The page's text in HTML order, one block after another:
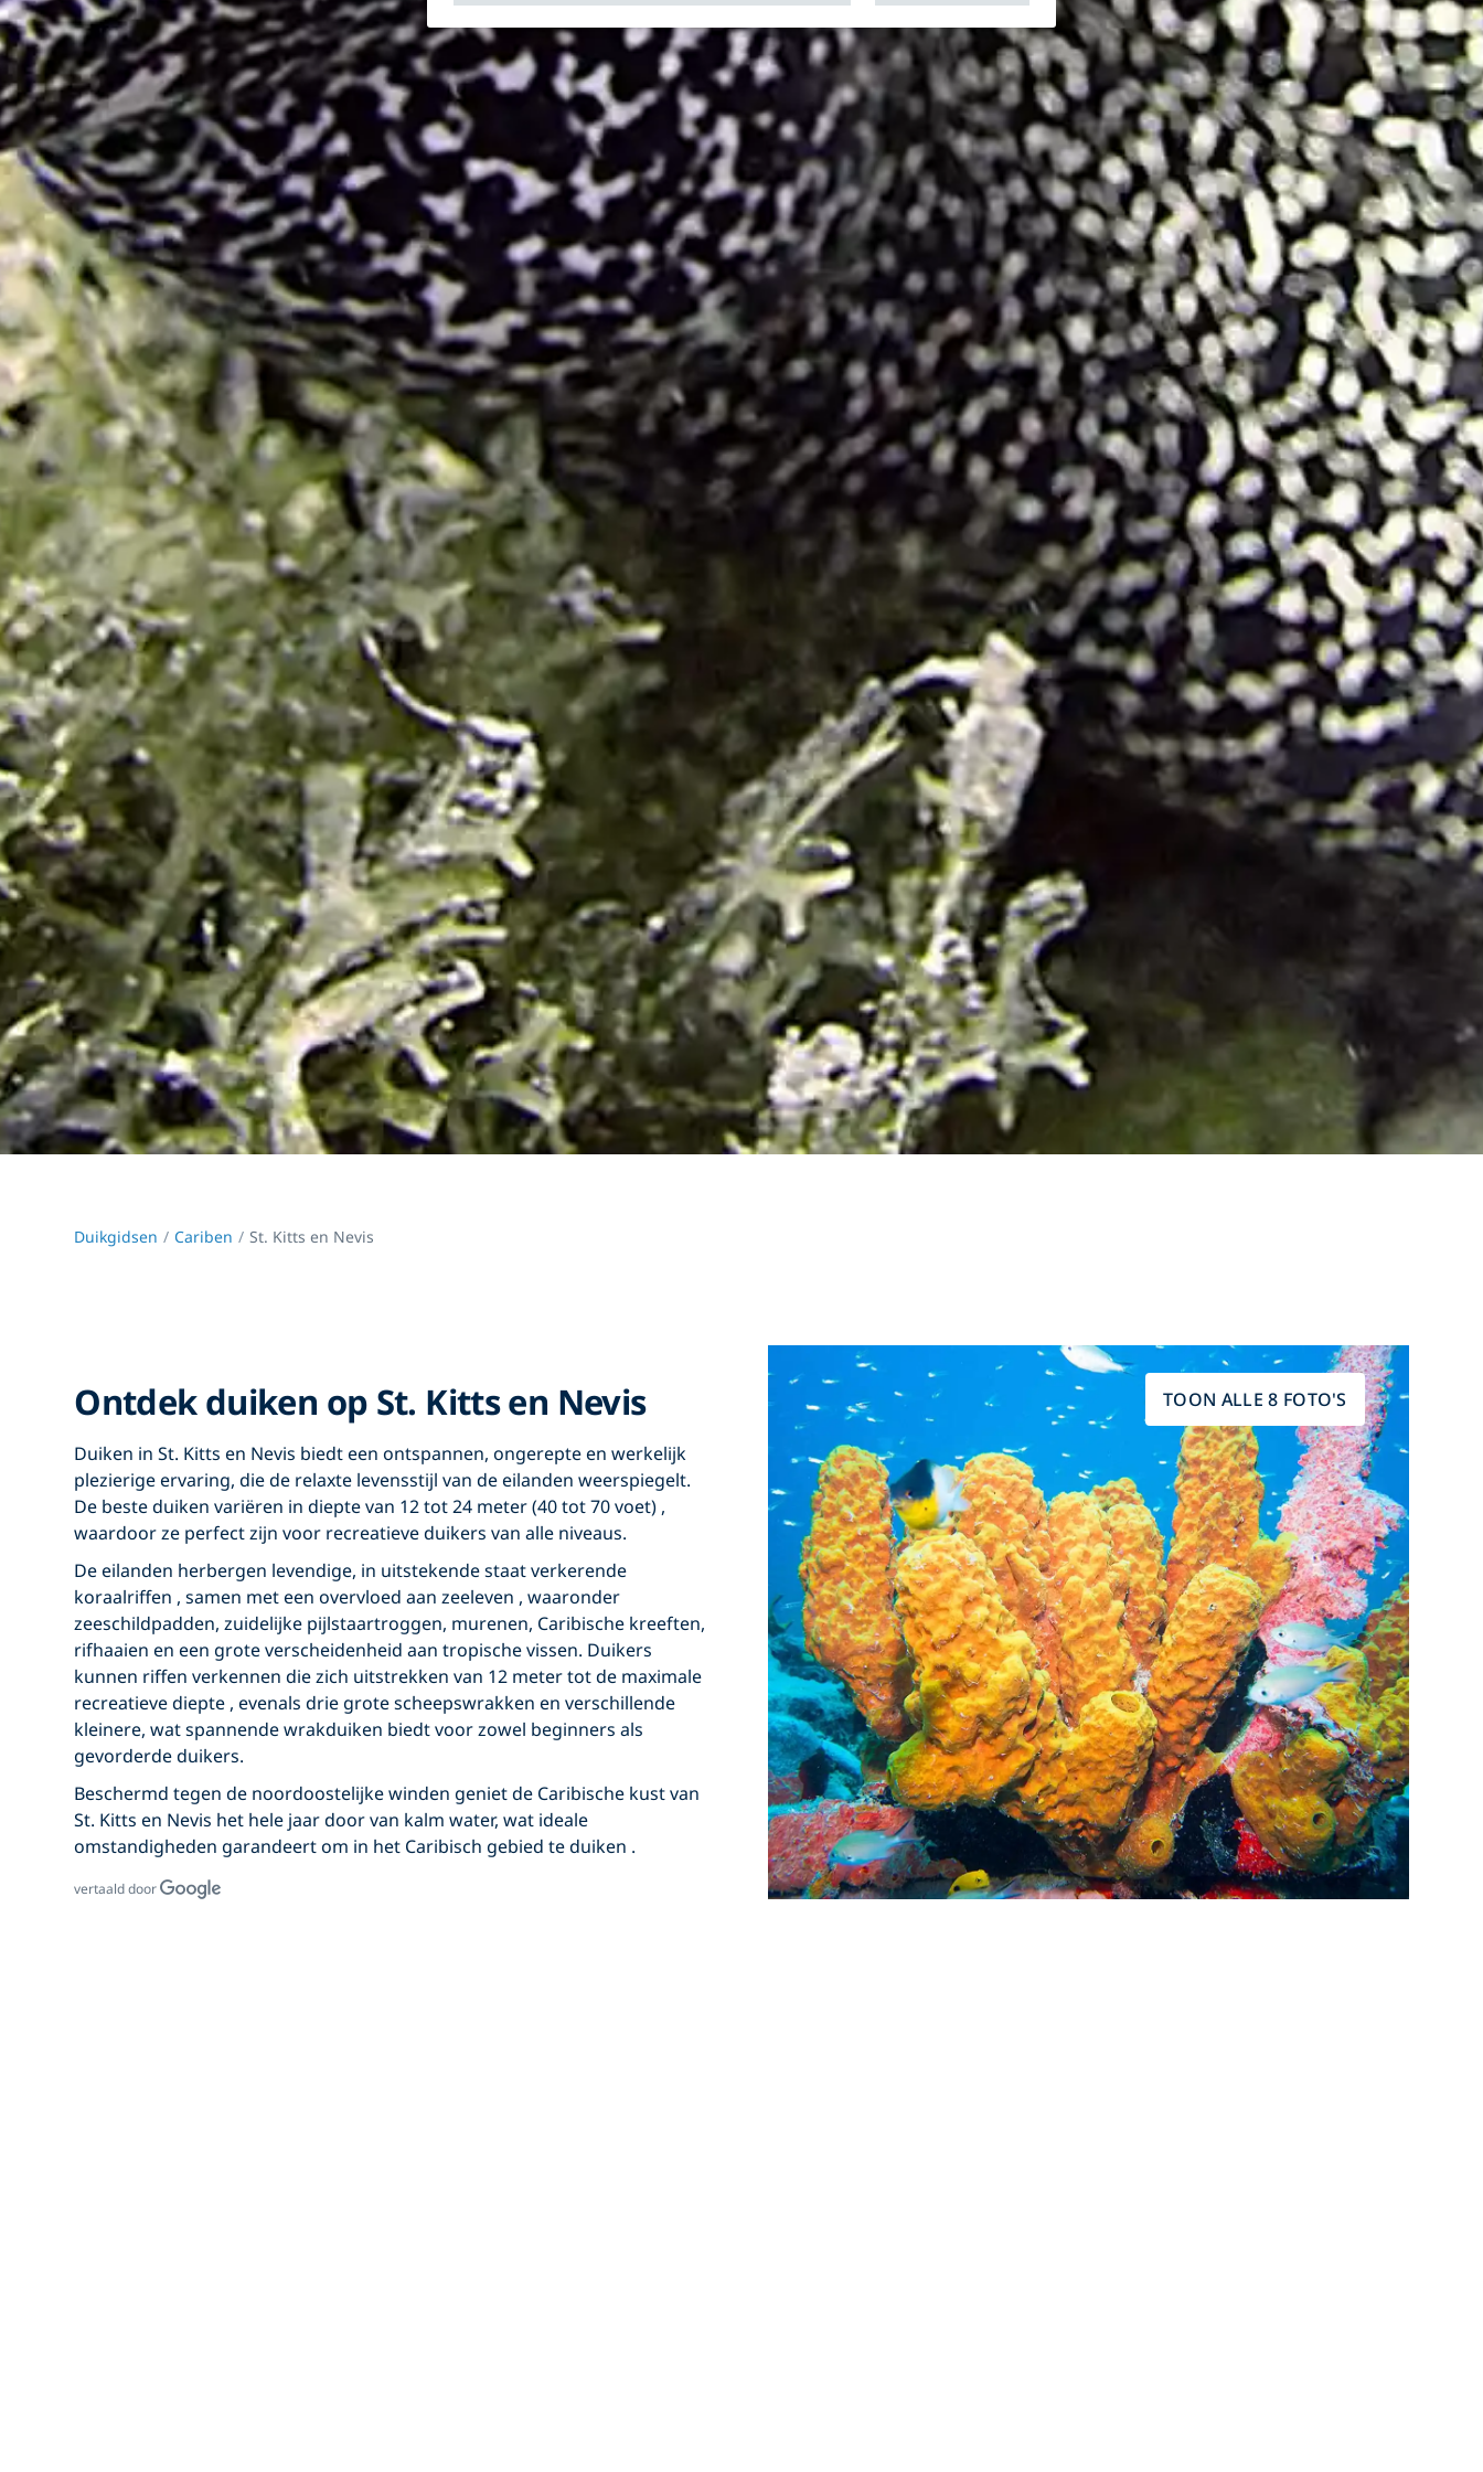
Duikgidsen Cariben St. Kitts en Nevis
Ontdek duiken op St. Kitts en Nevis
Duiken in St. Kitts en Nevis biedt een ontspannen, ongerepte en werkelijk
plezierige ervaring, die de relaxte levensstijl van de eilanden weerspiegelt.
De beste duiken variëren in diepte van 12 tot 24 meter (40 tot 70 voet) ,
waardoor ze perfect zijn voor recreatieve duikers van alle niveaus.
De eilanden herbergen levendige, in uitstekende staat verkerende
koraalriffen , samen met een overvloed aanzeeleven , waaronder
zeeschildpadden, zuidelijke pijlstaartroggen, murenen, Caribische kreeften,
rifhaaien en een grote verscheidenheid aan tropische vissen. Duikers
kunnen riffen verkennen die zich uitstrekken van 12 meter tot de maximale
recreatieve diepte , evenals drie grotescheepswrakken en verschillende
kleinere, wat spannende wrakduiken biedt voor zowel beginners als
gevorderde duikers.
Beschermd tegen de noordoostelijke winden geniet de Caribische kust van
St. Kitts en Nevis het hele jaar door van kalm water, wat ideale
omstandigheden garandeert om in het Caribisch gebied te duiken .
vertaald door
TOON ALLE 8 FOTO'S